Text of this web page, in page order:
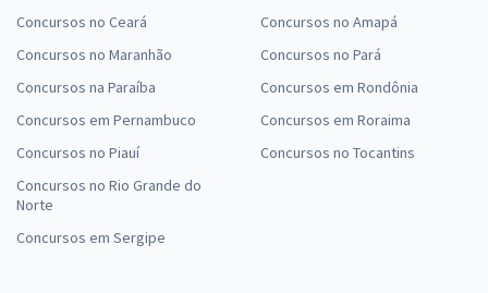
Concursos no Ceará
Concursos no Maranhão
Concursos na Paraíba
Concursos em Pernambuco
Concursos no Piauí
Concursos no Rio Grande do
Norte
Concursos em Sergipe
Concursos no Amapá
Concursos no Pará
Concursos em Rondônia
Concursos em Roraima
Concursos no Tocantins